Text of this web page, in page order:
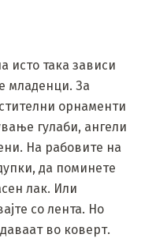
исто така зависи
младенци. За
орнаменти
гулаби, ангели
На рабовите на
да поминете
лак. Или
со лента. Но
во коверт.